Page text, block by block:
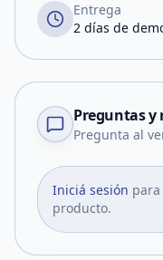
Entrega
2 días de
Preguntas y
Pregunta al
Iniciá sesión
producto.